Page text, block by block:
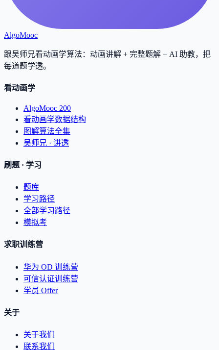
AlgoMooc
跟吴师兄看动画学算法：动画讲解 + 完整题解 + AI 助教，把
每道题学透。
看动画学
AlgoMooc 200
看动画学数据结构
图解算法全集
吴师兄 · 讲透
刷题 · 学习
题库
学习路径
全部学习路径
模拟考
求职训练营
华为 OD 训练营
可信认证训练营
学员 Offer
关于
关于我们
联系我们